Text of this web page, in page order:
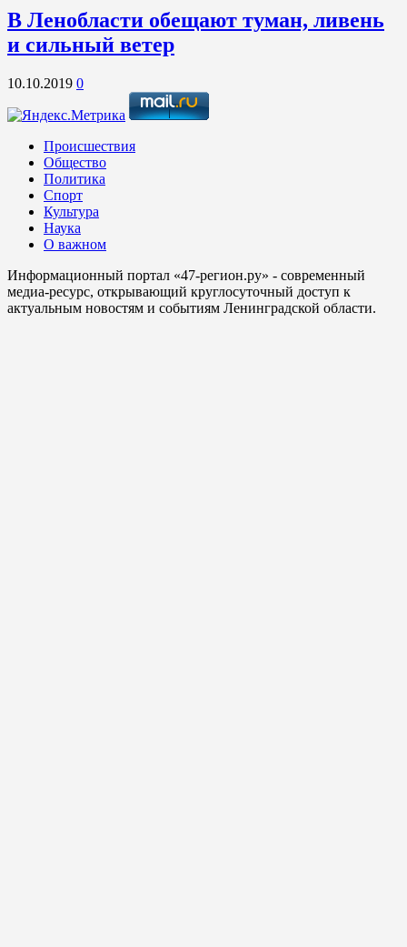
В Ленобласти обещают туман, ливень
и сильный ветер
10.10.2019 0
Происшествия
Общество
Политика
Спорт
Культура
Наука
О важном
Информационный портал «47-регион.ру» - современный
медиа-ресурс, открывающий круглосуточный доступ к
актуальным новостям и событиям Ленинградской области.